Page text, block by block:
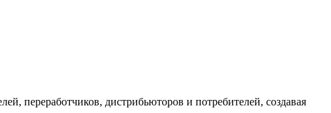
переработчиков, дистрибьюторов и потребителей, создавая